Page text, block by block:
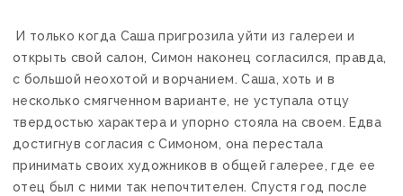
И только когда Саша пригрозила уйти из галереи и
открыть свой салон, Симон наконец согласился, правда,
с большой неохотой и ворчанием. Саша, хоть и в
несколько смягченном варианте, не уступала отцу
твердостью характера и упорно стояла на своем. Едва
достигнув согласия с Симоном, она перестала
принимать своих художников в общей галерее, где ее
отец был с ними так непочтителен. Спустя год после